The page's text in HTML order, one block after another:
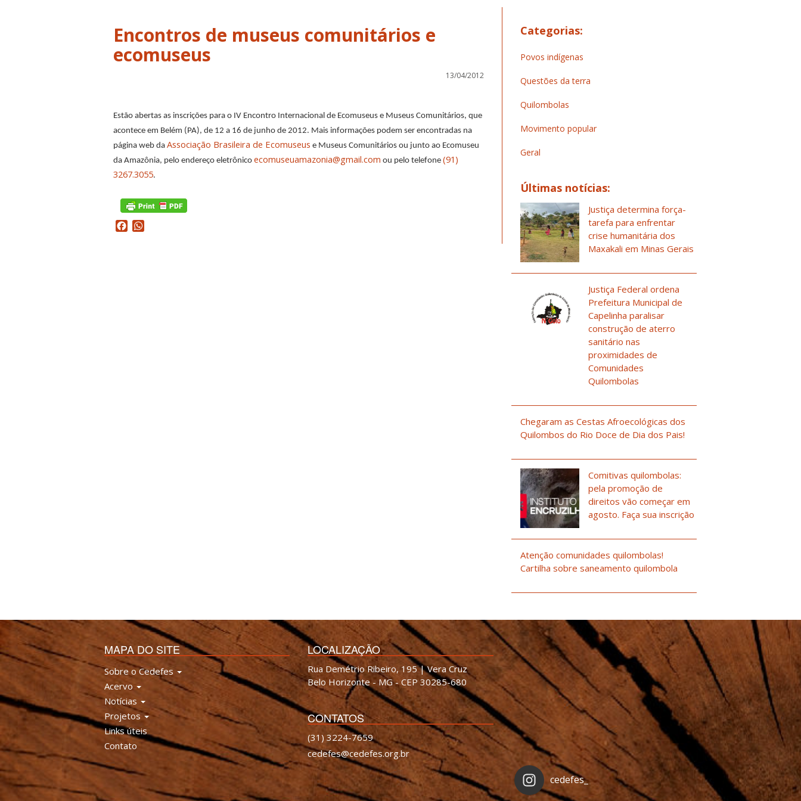
Encontros de museus comunitários e
ecomuseus
13/04/2012
Estão abertas as inscrições para o IV Encontro Internacional de Ecomuseus e Museus Comunitários, que
acontece em Belém (PA), de 12 a 16 de junho de 2012. Mais informações podem ser encontradas na
página web da Associação Brasileira de Ecomuseus e Museus Comunitários ou junto ao Ecomuseu
da Amazônia, pelo endereço eletrônico ecomuseuamazonia@gmail.com ou pelo telefone (91)
3267.3055.
Facebook
Categorias:
Povos indígenas
Questões da terra
Quilombolas
Movimento popular
Geral
Últimas notícias:
Justiça determina força-
tarefa para enfrentar
crise humanitária dos
Maxakali em Minas Gerais
Justiça Federal ordena
Prefeitura Municipal de
Capelinha paralisar
construção de aterro
sanitário nas
proximidades de
Comunidades
Quilombolas
Chegaram as Cestas Afroecológicas dos
Quilombos do Rio Doce de Dia dos Pais!
Comitivas quilombolas:
pela promoção de
direitos vão começar em
agosto. Faça sua inscrição
Atenção comunidades quilombolas!
Cartilha sobre saneamento quilombola
MAPA DO SITE
Sobre o Cedefes
Acervo
Notícias
Projetos
Links úteis
Contato
LOCALIZAÇÃO
Rua Demétrio Ribeiro, 195 | Vera Cruz
Belo Horizonte - MG - CEP 30285-680
CONTATOS
(31) 3224-7659
cedefes@cedefes.org.br
cedefes_